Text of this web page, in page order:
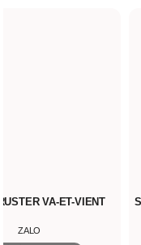
VA-ET-VIENT
ZALO